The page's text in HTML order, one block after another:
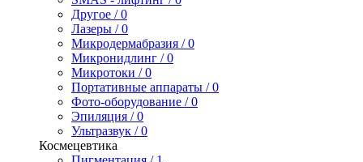
Другое / 0
Лазеры / 0
Микродермабразия / 0
Микронидлинг / 0
Микротоки / 0
Портативные аппараты / 0
Фото-оборудование / 0
Эпиляция / 0
Ультразвук / 0
Космецевтика